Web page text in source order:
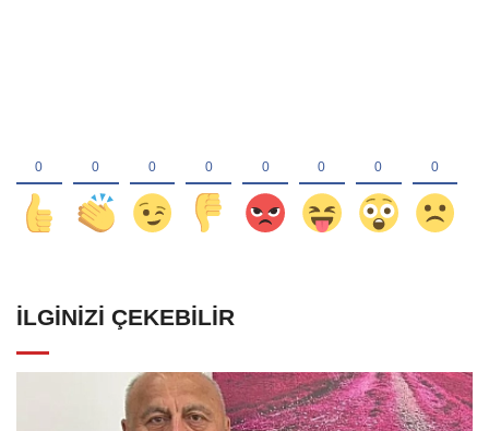
İLGINIZI ÇEKEBILIR